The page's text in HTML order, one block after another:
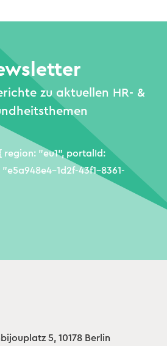
zu aktuellen HR- &
region: "eu1", portalId:
"e5a948e4-1d2f-43f1-8361-
5, 10178 Berlin